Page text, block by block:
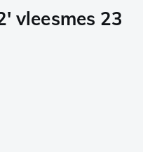
vleesmes 23